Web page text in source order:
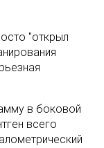
"открыл
в боковой
всего